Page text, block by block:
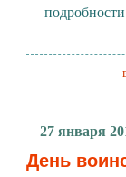
27 января
День